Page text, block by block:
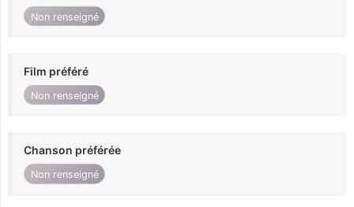
Non renseigné
Film préféré
Non renseigné
Chanson préférée
Non renseigné